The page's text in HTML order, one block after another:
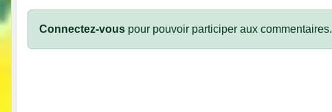
Connectez-vous pour pouvoir participer aux commentaires.